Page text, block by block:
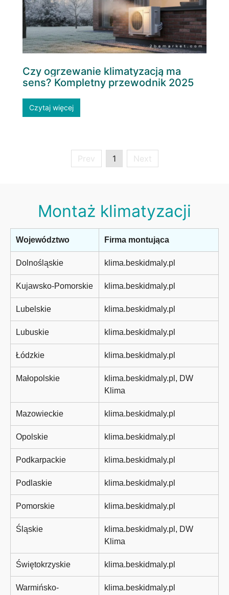
Czy ogrzewanie klimatyzacją ma
sens? Kompletny przewodnik 2025
Czytaj więcej
Prev 1 Next
Montaż klimatyzacji
Województwo Firma montująca
Dolnośląskie klima.beskidmaly.pl
Kujawsko-Pomorskie klima.beskidmaly.pl
Lubelskie klima.beskidmaly.pl
Lubuskie klima.beskidmaly.pl
Łódzkie klima.beskidmaly.pl
Małopolskie
klima.beskidmaly.pl, DW
Klima
Mazowieckie klima.beskidmaly.pl
Opolskie klima.beskidmaly.pl
Podkarpackie klima.beskidmaly.pl
Podlaskie klima.beskidmaly.pl
Pomorskie klima.beskidmaly.pl
Śląskie
klima.beskidmaly.pl, DW
Klima
Świętokrzyskie klima.beskidmaly.pl
Warmińsko- klima.beskidmaly.pl